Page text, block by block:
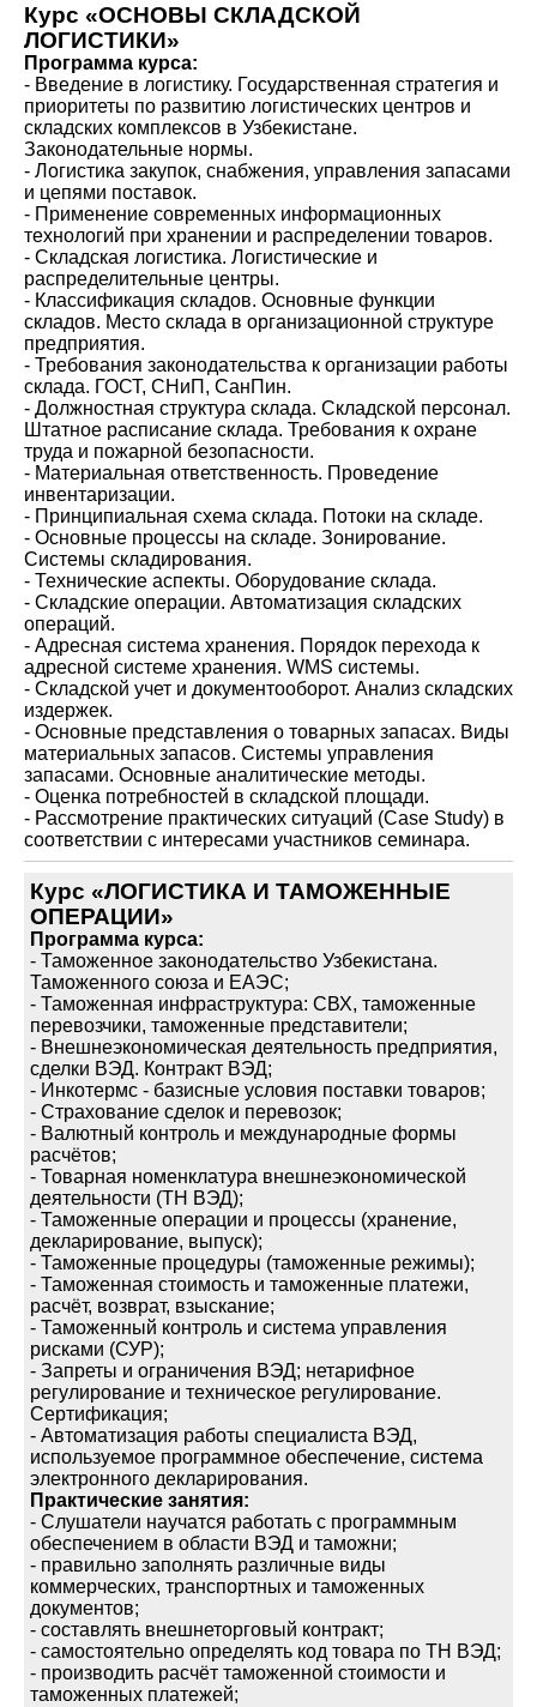
Курс «ОСНОВЫ СКЛАДСКОЙ
ЛОГИСТИКИ»
Программа курса:
- Введение в логистику. Государственная стратегия и
приоритеты по развитию логистических центров и
складских комплексов в Узбекистане.
Законодательные нормы.
- Логистика закупок, снабжения, управления запасами
и цепями поставок.
- Применение современных информационных
технологий при хранении и распределении товаров.
- Складская логистика. Логистические и
распределительные центры.
- Классификация складов. Основные функции
складов. Место склада в организационной структуре
предприятия.
- Требования законодательства к организации работы
склада. ГОСТ, СНиП, СанПин.
- Должностная структура склада. Складской персонал.
Штатное расписание склада. Требования к охране
труда и пожарной безопасности.
- Материальная ответственность. Проведение
инвентаризации.
- Принципиальная схема склада. Потоки на складе.
- Основные процессы на складе. Зонирование.
Системы складирования.
- Технические аспекты. Оборудование склада.
- Складские операции. Автоматизация складских
операций.
- Адресная система хранения. Порядок перехода к
адресной системе хранения. WMS системы.
- Складской учет и документооборот. Анализ складских
издержек.
- Основные представления о товарных запасах. Виды
материальных запасов. Системы управления
запасами. Основные аналитические методы.
- Оценка потребностей в складской площади.
- Рассмотрение практических ситуаций (Case Study) в
соответствии с интересами участников семинара.
Курс «ЛОГИСТИКА И ТАМОЖЕННЫЕ
ОПЕРАЦИИ»
Программа курса:
- Таможенное законодательство Узбекистана.
Таможенного союза и ЕАЭС;
- Таможенная инфраструктура: СВХ, таможенные
перевозчики, таможенные представители;
- Внешнеэкономическая деятельность предприятия,
сделки ВЭД. Контракт ВЭД;
- Инкотермс - базисные условия поставки товаров;
- Страхование сделок и перевозок;
- Валютный контроль и международные формы
расчётов;
- Товарная номенклатура внешнеэкономической
деятельности (ТН ВЭД);
- Таможенные операции и процессы (хранение,
декларирование, выпуск);
- Таможенные процедуры (таможенные режимы);
- Таможенная стоимость и таможенные платежи,
расчёт, возврат, взыскание;
- Таможенный контроль и система управления
рисками (СУР);
- Запреты и ограничения ВЭД; нетарифное
регулирование и техническое регулирование.
Сертификация;
- Автоматизация работы специалиста ВЭД,
используемое программное обеспечение, система
электронного декларирования.
Практические занятия:
- Слушатели научатся работать с программным
обеспечением в области ВЭД и таможни;
- правильно заполнять различные виды
коммерческих, транспортных и таможенных
документов;
- составлять внешнеторговый контракт;
- самостоятельно определять код товара по ТН ВЭД;
- производить расчёт таможенной стоимости и
таможенных платежей;